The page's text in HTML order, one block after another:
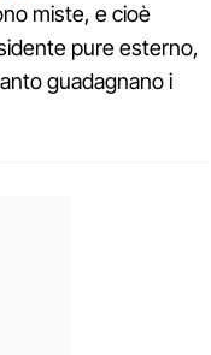
miste, e cioè
pure esterno,
guadagnano i